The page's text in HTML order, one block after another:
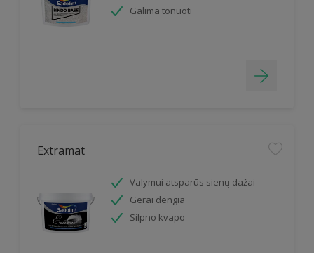
Galima tonuoti
Extramat
Valymui atsparūs sienų dažai
Gerai dengia
Silpno kvapo